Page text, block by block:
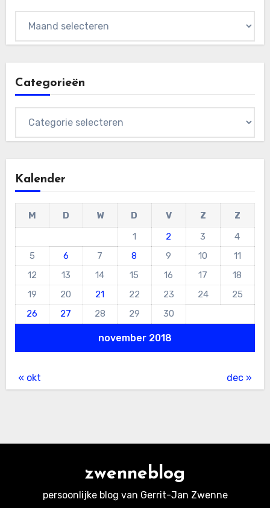
Categorieën
Kalender
november 2018
M D W D V Z
Z
1
2 3
4
5
6 7 8 9 10
11
12
13 14 15 16 17
18
19
20 21 22 23 24
25
26
27 28 29 30
« okt dec »
zwenneblog
persoonlijke blog van Gerrit-Jan Zwenne